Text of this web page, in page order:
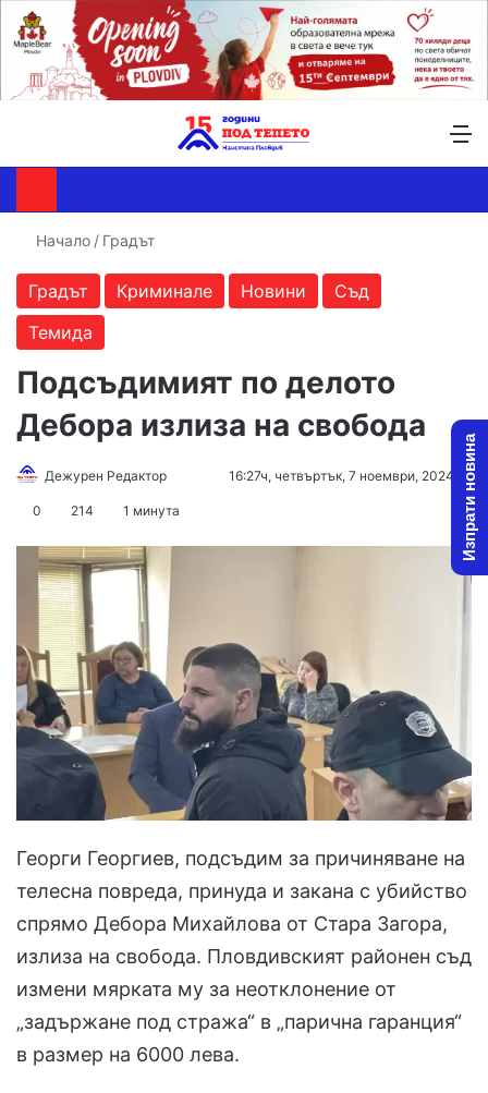
Начало / Градът
Градът Криминале Новини
Съд
Темида
Подсъдимият по делото
Дебора излиза на свобода
Дежурен Редактор
Send16:27ч, четвъртък, 7 ноември, 2024
0 214 1 минута
Георги Георгиев, подсъдим за причиняване на
телесна повреда, принуда и закана с убийство
спрямо Дебора Михайлова от Стара Загора,
излиза на свобода. Пловдивският районен съд
измени мярката му за неотклонение от
„задържане под стража“ в „парична гаранция“
в размер на 6000 лева.
Изпрати новина